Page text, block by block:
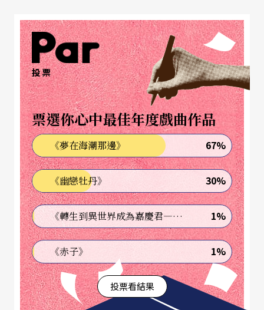
爾作品的演奏更成為他日後的招牌。灌錄的首張專
輯彈奏的便是《拉威爾鋼琴作品全集》，不但獲得
葛萊美獎提名，也贏得德國唱片大獎的肯定。除此
之外，他之後發行的《德布西鋼琴作品全集》、梅
湘的鉅作《豔調交響曲》等，接連獲得法國音叉
獎、愛迪生大獎與音叉獎的等肯定。
在古典錄音獲獎連連後，提鮑德從一九九七年開始
拓寬演奏領域，跨足爵士鋼琴演奏，從爵士鋼琴大
師比爾．伊凡斯到蓋希文的知名作品，一樣獲得熱
烈回響。此外，多部著名電影配樂如奧斯卡金獎電
影《伴我一世情》、《傲慢與偏見》、《贖罪》等
鋼琴演奏部分都是由他擔綱。
興趣廣泛展現時尚品味
投票
票選你心中最佳年度戲曲作品
《夢在海潮那邊》 67%
《幽戀牡丹》 30%
《轉生到異世界成為嘉慶君—發現我的祖先是詐騙集團!?》 1%
《赤子》 1%
投票看結果